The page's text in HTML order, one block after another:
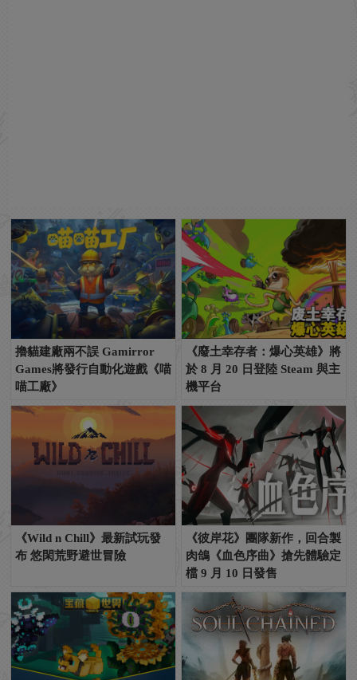
擼貓建廠兩不誤 Gamirror
Games將發行自動化遊戲《喵
喵工廠》
《廢土幸存者：爆心英雄》將
於 8 月 20 日登陸 Steam 與主
機平台
《Wild n Chill》最新試玩發
布 悠閑荒野避世冒險
《彼岸花》團隊新作，回合製
肉鴿《血色序曲》搶先體驗定
檔 9 月 10 日發售